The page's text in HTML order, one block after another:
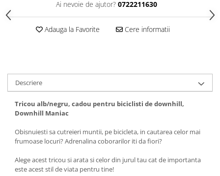
Tricouri biciclisti MTB
Tricouri biciclisti BMX
Tricouri biciclisti downhill
Tricouri fitness/sala de forta
Tricouri yoga
Ai nevoie de ajutor? 0722211630
Adauga la Favorite Cere informatii
Descriere
Tricou alb/negru, cadou pentru biciclisti de downhill,
Downhill Maniac
Obisnuiesti sa cutreieri muntii, pe bicicleta, in cautarea celor mai
frumoase locuri? Adrenalina coborarilor iti da fiori?
Alege acest tricou si arata si celor din jurul tau cat de importanta
este acest stil de viata pentru tine!